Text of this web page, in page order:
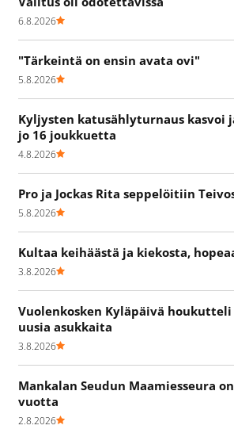
6.8.2026
"Tärkeintä on ensin avata ovi"
5.8.2026
Kyljysten katusählyturnaus kasvoi
jo 16 joukkuetta
4.8.2026
Pro ja Jockas Rita seppelöitiin
5.8.2026
Kultaa keihäästä ja kiekosta,
3.8.2026
Vuolenkosken Kyläpäivä
uusia asukkaita
3.8.2026
Mankalan Seudun Maamiesseura
vuotta
2.8.2026